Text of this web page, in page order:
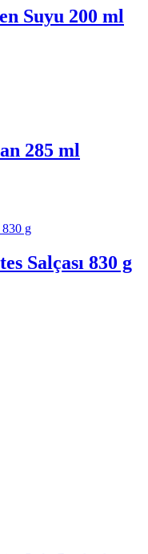
Suyu 200 ml
285 ml
Salçası 830 g